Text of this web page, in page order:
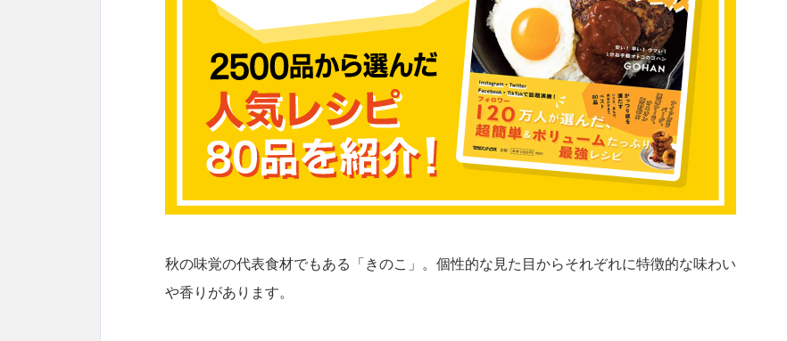
秋の味覚の代表食材でもある「きのこ」。個性的な見た目からそれぞれに特徴的な味わい
や香りがあります。